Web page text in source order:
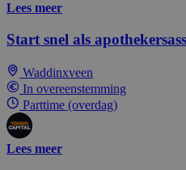
Lees meer
Start snel als
Waddinxveen
In overeenstemming
Parttime (overdag)
Lees meer